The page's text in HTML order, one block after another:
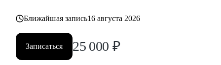
Ближайшая запись16 августа 2026
Записаться 25 000 ₽